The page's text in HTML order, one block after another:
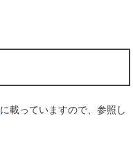
に載っていますので、参照し